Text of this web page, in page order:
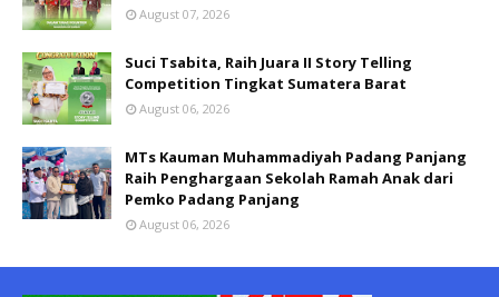
August 07, 2026
Suci Tsabita, Raih Juara II Story Telling
Competition Tingkat Sumatera Barat
August 06, 2026
MTs Kauman Muhammadiyah Padang Panjang
Raih Penghargaan Sekolah Ramah Anak dari
Pemko Padang Panjang
August 06, 2026